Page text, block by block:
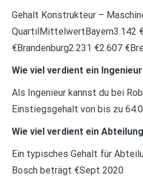
Gehalt Konstrukteur –
QuartilMittelwertBayern3.142
€Brandenburg2.231 €2.607
Wie viel verdient ein
Als Ingenieur kannst du bei
Einstiegsgehalt von bis zu
Wie viel verdient ein
Ein typisches Gehalt für
Bosch beträgt €Sept 2020